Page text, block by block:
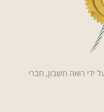
ידי רואה חשבון, חברי